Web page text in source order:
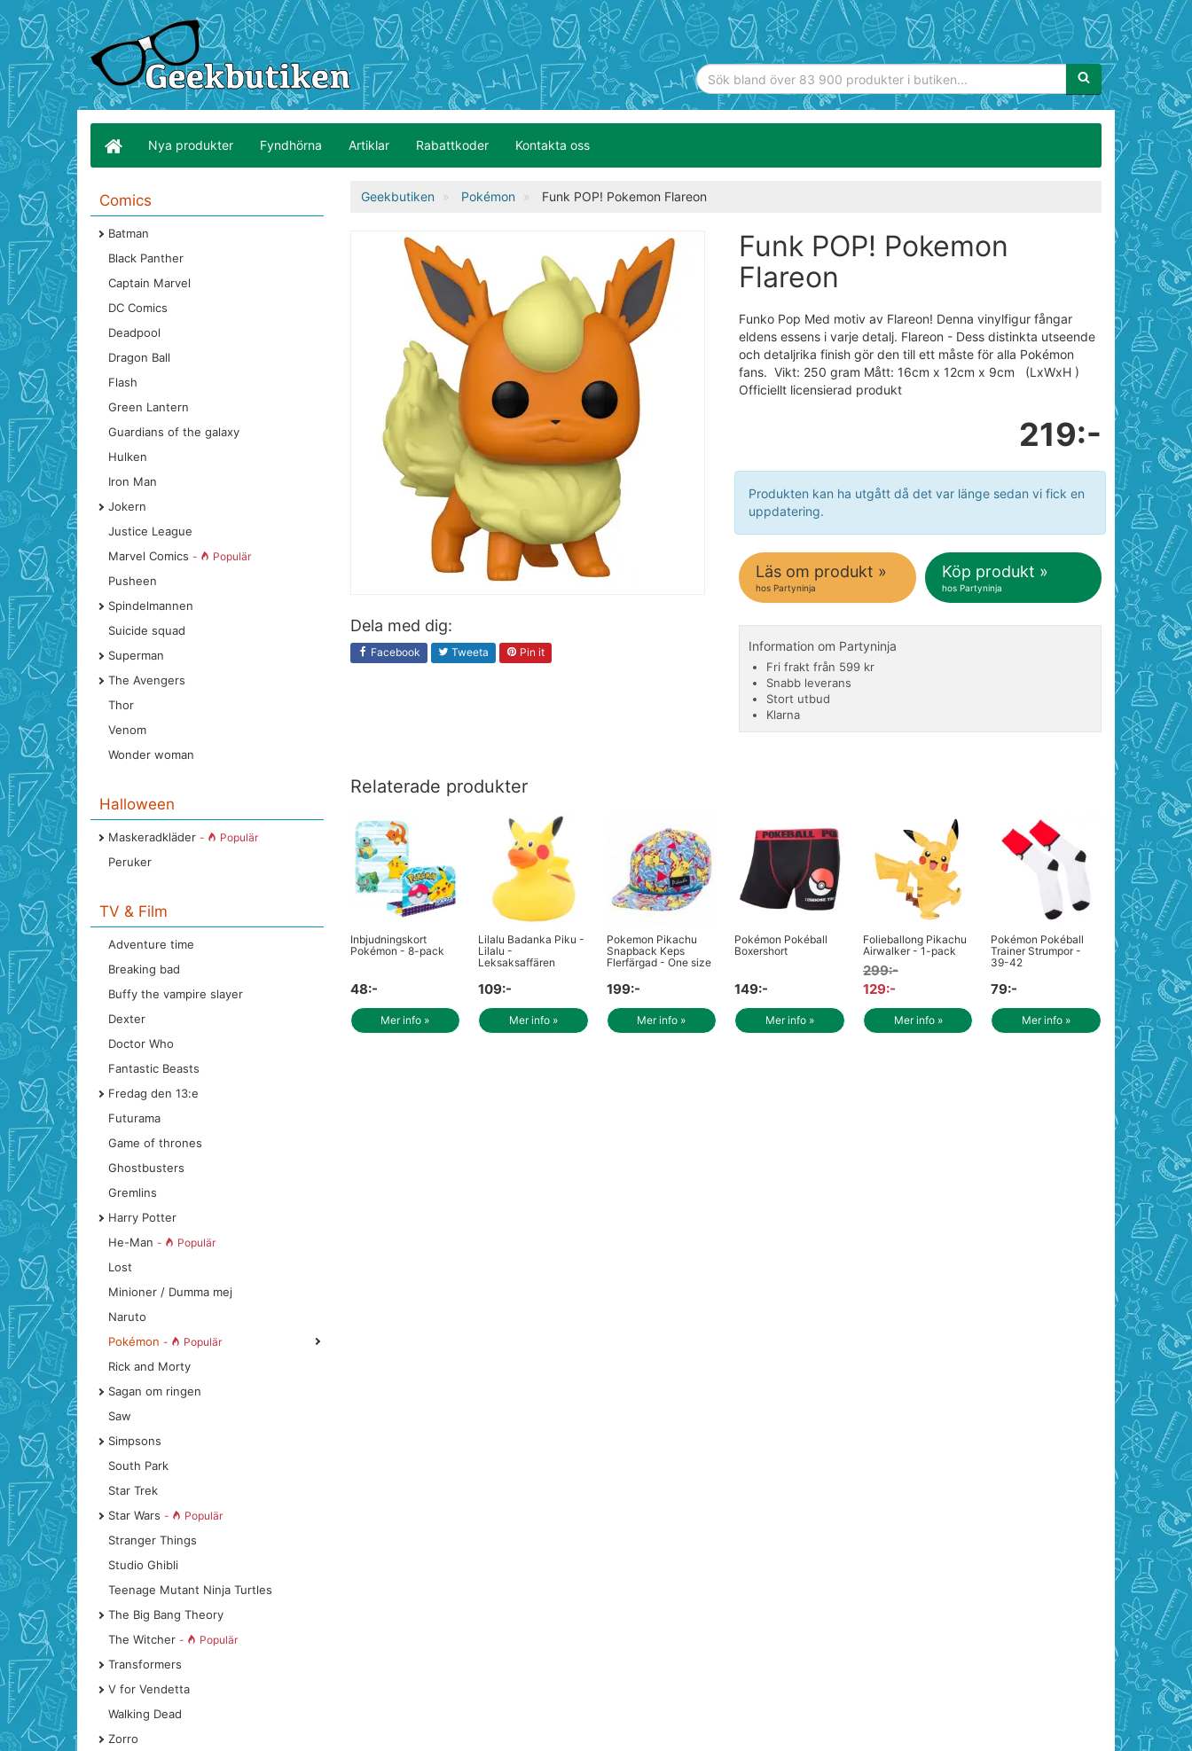
Sökfras:
Nya produkter Fyndhörna Artiklar Rabattkoder Kontakta oss
Comics
Batman
Black Panther
Captain Marvel
DC Comics
Deadpool
Dragon Ball
Flash
Green Lantern
Guardians of the galaxy
Hulken
Iron Man
Jokern
Justice League
Marvel Comics - Populär
Pusheen
Spindelmannen
Suicide squad
Superman
The Avengers
Thor
Venom
Wonder woman
Halloween
Maskeradkläder - Populär
Peruker
TV & Film
Adventure time
Breaking bad
Buffy the vampire slayer
Dexter
Doctor Who
Fantastic Beasts
Fredag den 13:e
Futurama
Game of thrones
Ghostbusters
Gremlins
Harry Potter
He-Man - Populär
Lost
Minioner / Dumma mej
Naruto
Pokémon - Populär
Rick and Morty
Sagan om ringen
Saw
Simpsons
South Park
Star Trek
Star Wars - Populär
Stranger Things
Studio Ghibli
Teenage Mutant Ninja Turtles
The Big Bang Theory
The Witcher - Populär
Transformers
V for Vendetta
Walking Dead
Zorro
Geekbutiken Pokémon Funk POP! Pokemon Flareon
Dela med dig:
Facebook Tweeta Pin it
Funk POP! Pokemon
Flareon
Funko Pop Med motiv av Flareon! Denna vinylfigur fångar
eldens essens i varje detalj. Flareon - Dess distinkta utseende
och detaljrika finish gör den till ett måste för alla Pokémon
fans. Vikt: 250 gram Mått: 16cm x 12cm x 9cm (LxWxH )
Officiellt licensierad produkt
219:-
Produkten kan ha utgått då det var länge sedan vi fick en
uppdatering.
Läs om produkt »
hos Partyninja
Köp produkt »
hos Partyninja
Information om Partyninja
Fri frakt från 599 kr
Snabb leverans
Stort utbud
Klarna
Relaterade produkter
Inbjudningskort
Pokémon - 8-pack
48:-
Mer info »
Lilalu Badanka Piku -
Lilalu -
Leksaksaffären
109:-
Mer info »
Pokemon Pikachu
Snapback Keps
Flerfärgad - One size
199:-
Mer info »
Pokémon Pokéball
Boxershort
149:-
Mer info »
Folieballong Pikachu
Airwalker - 1-pack
299:-
129:-
Mer info »
Pokémon Pokéball
Trainer Strumpor -
39-42
79:-
Mer info »